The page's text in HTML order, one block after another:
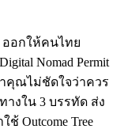
ออกให้คนไทย
Nomad Permit
าคุณไม่ชัดใจว่าควร
งใน 3 บรรทัด ส่ง
ช้ Outcome Tree